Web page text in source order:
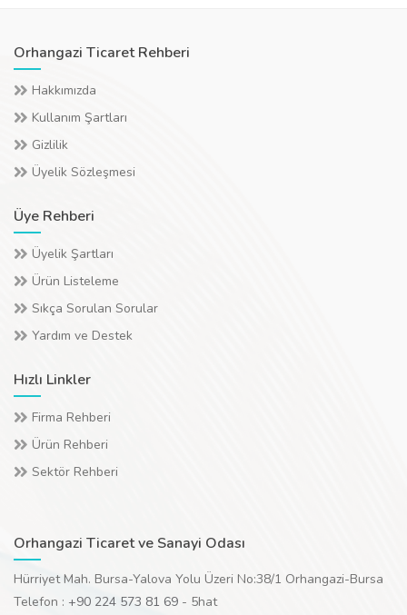
Orhangazi Ticaret Rehberi
Hakkımızda
Kullanım Şartları
Gizlilik
Üyelik Sözleşmesi
Üye Rehberi
Üyelik Şartları
Ürün Listeleme
Sıkça Sorulan Sorular
Yardım ve Destek
Hızlı Linkler
Firma Rehberi
Ürün Rehberi
Sektör Rehberi
Orhangazi Ticaret ve Sanayi Odası
Hürriyet Mah. Bursa-Yalova Yolu Üzeri No:38/1 Orhangazi-Bursa
Telefon : +90 224 573 81 69 - 5hat